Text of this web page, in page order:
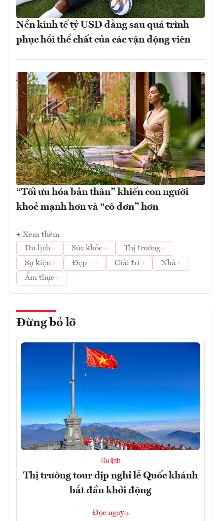
Nền kinh tế tỷ USD đằng sau quá trình
phục hồi thể chất của các vận động viên
“Tối ưu hóa bản thân” khiến con người
khoẻ mạnh hơn và “cô đơn” hơn
Xem thêm
Du lịch
Sức khỏe
Thị trường
Sự kiện
Đẹp + Giải trí
Nhà
Ẩm thực
Đừng bỏ lỡ
Du lịch
Thị trường tour dịp nghỉ lễ Quốc khánh
bắt đầu khởi động
Đọc ngay